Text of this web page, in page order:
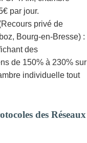
par jour.
privé de
Bourg-en-Bresse) :
des
de 150% à 230% sur
individuelle tout
des Réseaux